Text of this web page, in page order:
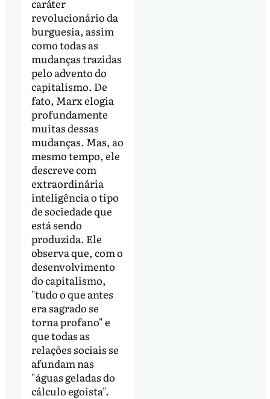
caráter
revolucionário da
burguesia, assim
como todas as
mudanças trazidas
pelo advento do
capitalismo. De
fato, Marx elogia
profundamente
muitas dessas
mudanças. Mas, ao
mesmo tempo, ele
descreve com
extraordinária
inteligência o tipo
de sociedade que
está sendo
produzida. Ele
observa que, com o
desenvolvimento
do capitalismo,
"tudo o que antes
era sagrado se
torna profano" e
que todas as
relações sociais se
afundam nas
"águas geladas do
cálculo egoísta".